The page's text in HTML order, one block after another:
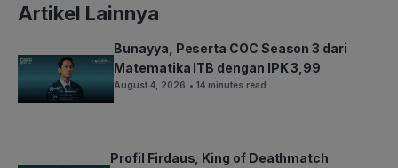
Artikel Lainnya
Bunayya, Peserta COC Season 3 dari
Matematika ITB dengan IPK 3,99
August 4, 2026 • 14 minutes read
Profil Firdaus, King of Deathmatch